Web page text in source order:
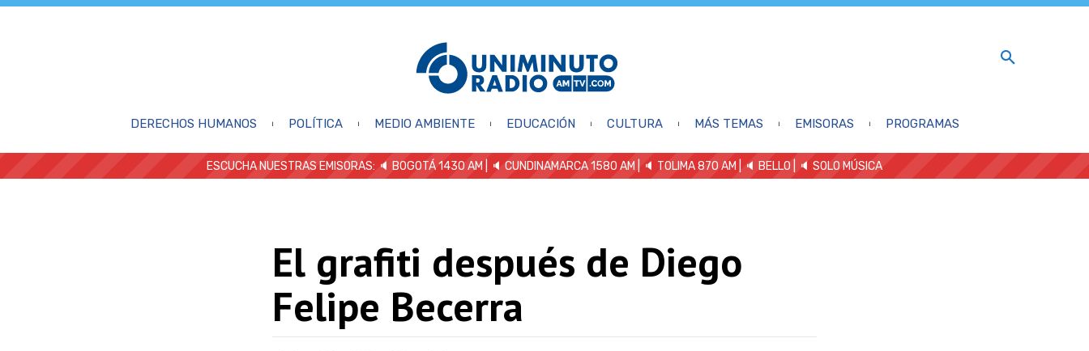
DERECHOS HUMANOS POLÍTICA MEDIO AMBIENTE EDUCACIÓN CULTURA MÁS TEMAS EMISORAS PROGRAMAS
ESCUCHA NUESTRAS EMISORAS: 🔈 BOGOTÁ 1430 AM | 🔈 CUNDINAMARCA 1580 AM | 🔈 TOLIMA 870 AM | 🔈 BELLO 🔈 SOLO MÚSICA
El grafiti después de Diego
Felipe Becerra